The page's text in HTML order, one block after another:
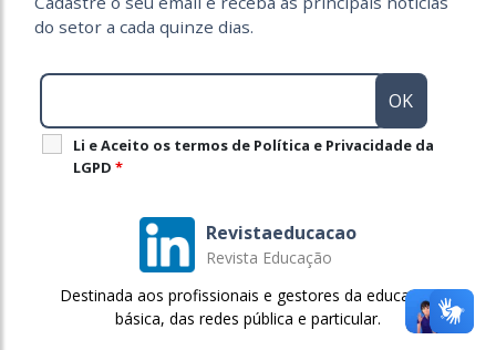
do setor a cada quinze dias.
Li e Aceito os termos de Política e Privacidade da
LGPD *
Revistaeducacao
Revista Educação
Destinada aos profissionais e gestores da educação
básica, das redes pública e particular.